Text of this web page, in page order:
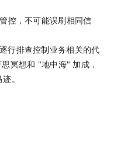
控，不可能误刷相同信
行排查控制业务相关的代
冥想和 "地中海" 加成，
。